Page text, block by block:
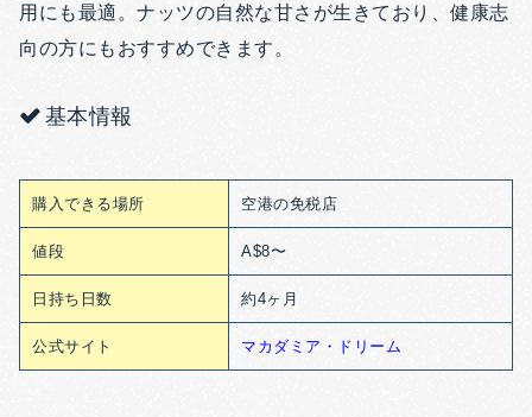
用にも最適。ナッツの自然な甘さが生きており、健康志
向の方にもおすすめできます。
基本情報
購入できる場所 空港の免税店
値段 A$8〜
日持ち日数 約4ヶ月
公式サイト マカダミア・ドリーム